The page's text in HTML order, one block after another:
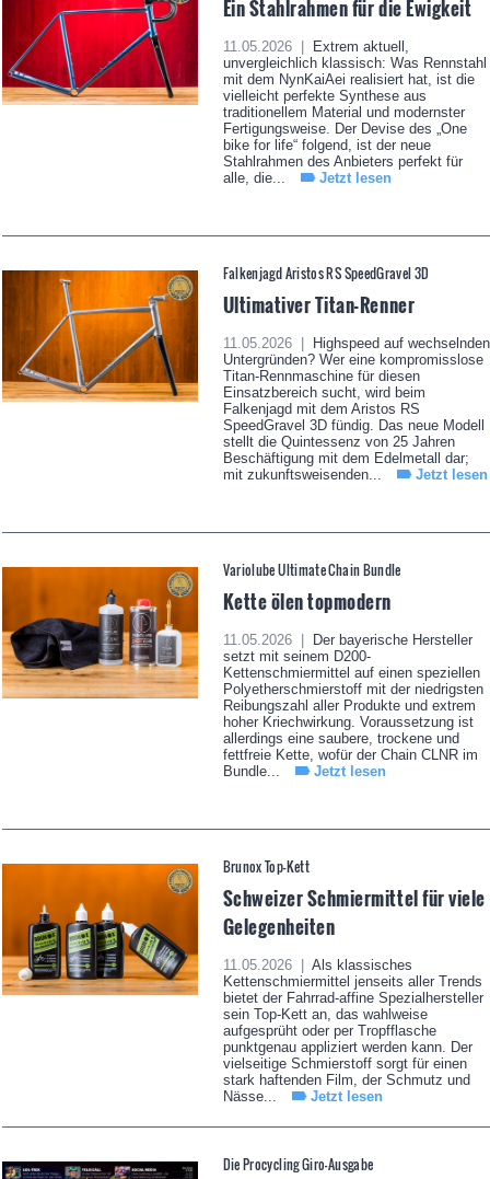
Ein Stahlrahmen für die Ewigkeit
11.05.2026 |
Extrem aktuell,
unvergleichlich klassisch: Was Rennstahl
mit dem NynKaiAei realisiert hat, ist die
vielleicht perfekte Synthese aus
traditionellem Material und modernster
Fertigungsweise. Der Devise des „One
bike for life“ folgend, ist der neue
Stahlrahmen des Anbieters perfekt für
alle, die...
Jetzt lesen
Falkenjagd Aristos RS SpeedGravel 3D
Ultimativer Titan-Renner
11.05.2026 |
Highspeed auf wechselnden
Untergründen? Wer eine kompromisslose
Titan-Rennmaschine für diesen
Einsatzbereich sucht, wird beim
Falkenjagd mit dem Aristos RS
SpeedGravel 3D fündig. Das neue Modell
stellt die Quintessenz von 25 Jahren
Beschäftigung mit dem Edelmetall dar;
mit zukunftsweisenden...
Jetzt lesen
Variolube Ultimate Chain Bundle
Kette ölen topmodern
11.05.2026 |
Der bayerische Hersteller
setzt mit seinem D200-
Kettenschmiermittel auf einen speziellen
Polyetherschmierstoff mit der niedrigsten
Reibungszahl aller Produkte und extrem
hoher Kriechwirkung. Voraussetzung ist
allerdings eine saubere, trockene und
fettfreie Kette, wofür der Chain CLNR im
Bundle...
Jetzt lesen
Brunox Top-Kett
Schweizer Schmiermittel für viele
Gelegenheiten
11.05.2026 |
Als klassisches
Kettenschmiermittel jenseits aller Trends
bietet der Fahrrad-affine Spezialhersteller
sein Top-Kett an, das wahlweise
aufgesprüht oder per Tropfflasche
punktgenau appliziert werden kann. Der
vielseitige Schmierstoff sorgt für einen
stark haftenden Film, der Schmutz und
Nässe...
Jetzt lesen
Die Procycling Giro-Ausgabe